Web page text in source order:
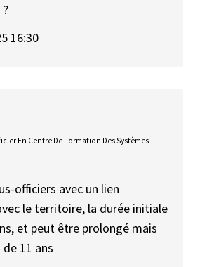
16:30
En Centre De Formation Des Systèmes
officiers avec un lien
le territoire, la durée initiale
et peut être prolongé mais
11 ans